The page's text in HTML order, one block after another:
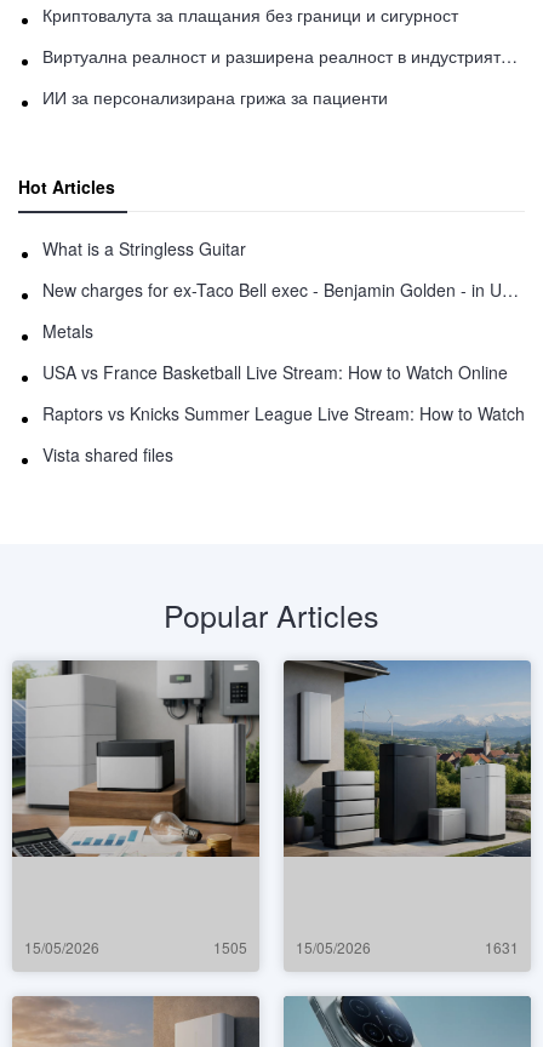
Криптовалута за плащания без граници и сигурност
Виртуална реалност и разширена реалност в индустрията на здравеопазването
ИИ за персонализирана грижа за пациенти
Hot Articles
What is a Stringless Guitar
New charges for ex-Taco Bell exec - Benjamin Golden - in Uber fracas
Metals
USA vs France Basketball Live Stream: How to Watch Online
Raptors vs Knicks Summer League Live Stream: How to Watch
Vista shared files
Popular Articles
15/05/2026 1505 15/05/2026 1631